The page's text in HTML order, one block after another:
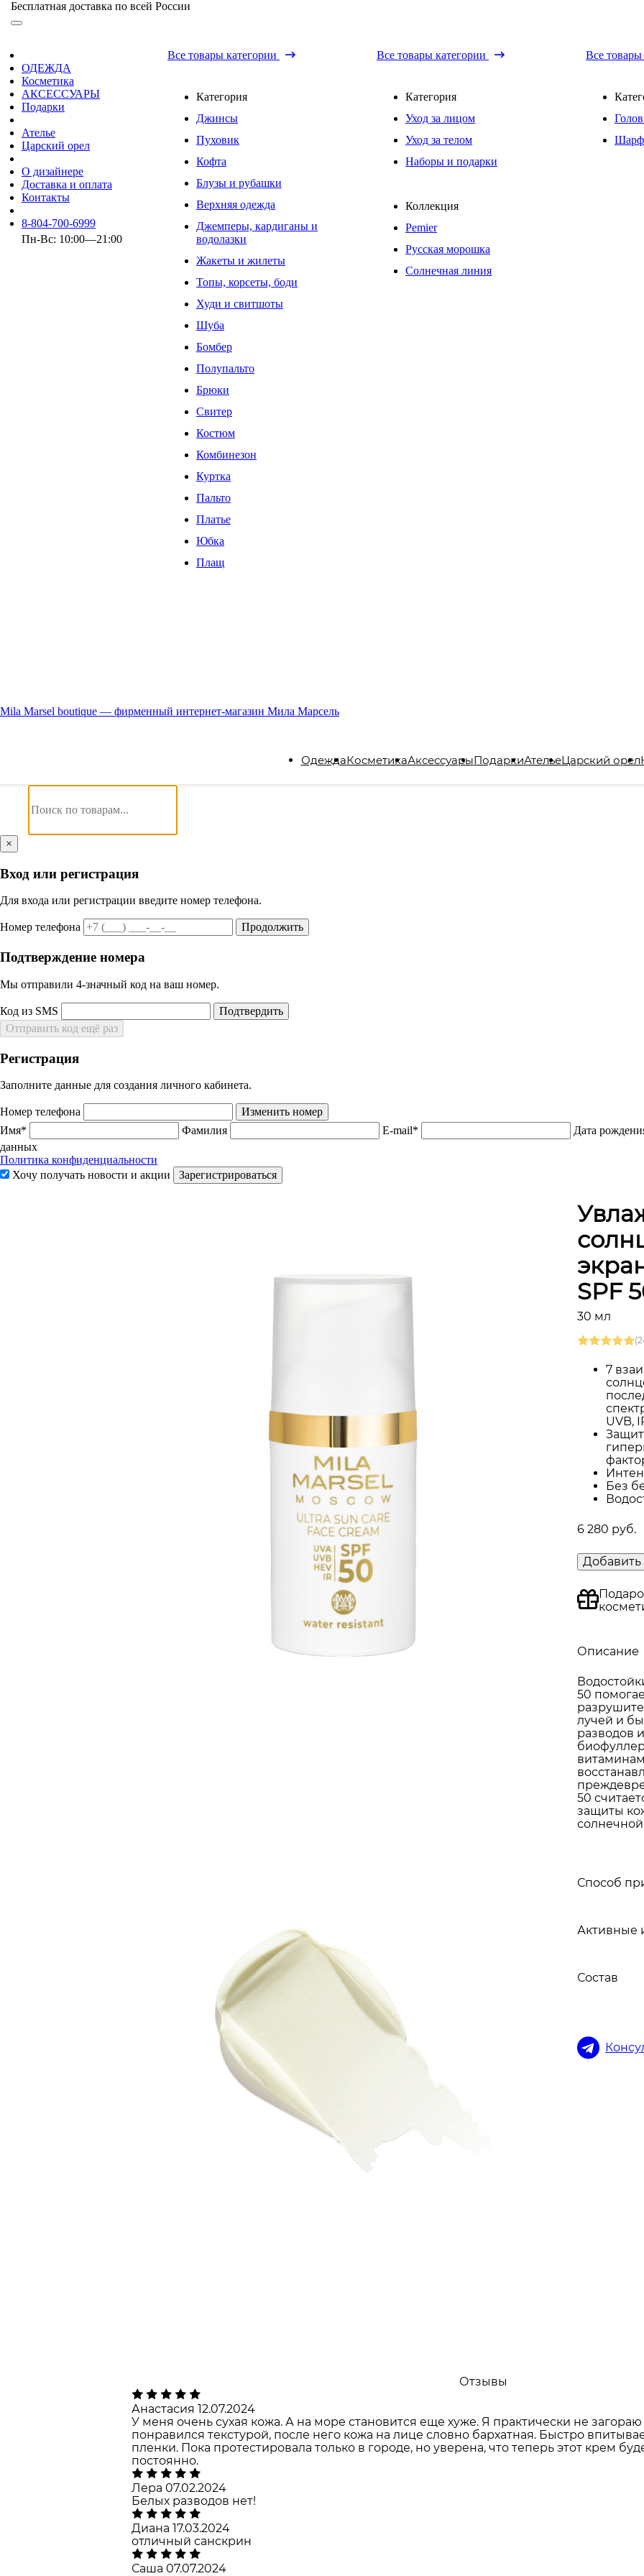
Бесплатная доставка по всей России
ОДЕЖДА
Косметика
АКСЕССУАРЫ
Подарки
Ателье
Царский орел
О дизайнере
Доставка и оплата
Контакты
8-804-700-6999
Пн-Вс: 10:00—21:00
Все товары категории
Категория
Джинсы
Пуховик
Кофта
Блузы и рубашки
Верхняя одежда
Джемперы, кардиганы и
водолазки
Жакеты и жилеты
Топы, корсеты, боди
Худи и свитшоты
Шуба
Бомбер
Полупальто
Брюки
Свитер
Костюм
Комбинезон
Куртка
Пальто
Платье
Юбка
Плащ
Все товары категории
Категория
Уход за лицом
Уход за телом
Наборы и подарки
Коллекция
Pemier
Русская морошка
Солнечная линия
Все товары
Mila Marsel boutique — фирменный интернет-магазин Мила Марсель
ОдеждаКосметикаАксессуарыПодаркиАтельеЦарский орел
×
Вход или регистрация
Для входа или регистрации введите номер телефона.
Номер телефона Продолжить
Подтверждение номера
Мы отправили 4‑значный код на ваш номер.
Код из SMS
Подтвердить
Отправить код ещё раз
Регистрация
Заполните данные для создания личного кабинета.
Номер телефона
Изменить номер
Имя*
Фамилия E-mail* Дата
данных
Политика конфиденциальности
Хочу получать новости и акции
Зарегистрироваться
SPF
30 мл
7
UVB,
Без
6 280 руб.
Добавить
Описание
50
лучей и
разводов
50
защиты
солнечной
Способ
Активные
Состав
Отзывы
Анастасия 12.07.2024
У меня очень сухая кожа. А на море становится еще хуже. Я практически не
понравился текстурой, после него кожа на лице словно бархатная. Быстро
пленки. Пока протестировала только в городе, но уверена, что теперь этот крем
постоянно.
Лера 07.02.2024
Белых разводов нет!
Диана 17.03.2024
отличный санскрин
Саша 07.07.2024